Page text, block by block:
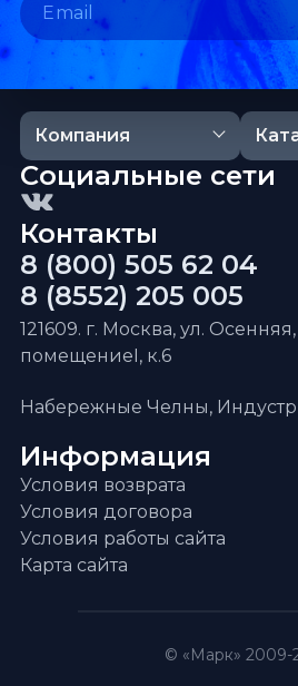
Компания
Информация
Условия возврата
Условия договора
Условия работы сайта
Карта сайта
Контакты
8 (800) 505 62 04
8 (8552) 205 005
121609. г. Москва, ул.
помещениеI, к.6
Набережные Челны,
Социальные сети
© «Марк» 2009-